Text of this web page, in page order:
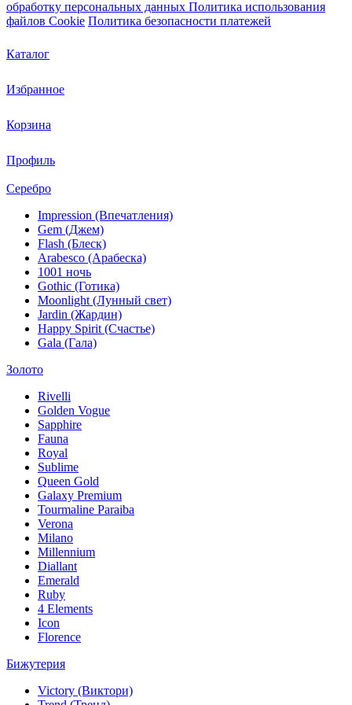
обработку персональных данных Политика использования
файлов Cookie Политика безопасности платежей
Каталог
Избранное
Корзина
Профиль
Серебро
Impression (Впечатления)
Gem (Джем)
Flash (Блеск)
Arabesco (Арабеска)
1001 ночь
Gothic (Готика)
Moonlight (Лунный свет)
Jardin (Жардин)
Happy Spirit (Счастье)
Gala (Гала)
Золото
Rivelli
Golden Vogue
Sapphire
Fauna
Royal
Sublime
Queen Gold
Galaxy Premium
Tourmaline Paraiba
Verona
Milano
Millennium
Diallant
Emerald
Ruby
4 Elements
Icon
Florence
Бижутерия
Victory (Виктори)